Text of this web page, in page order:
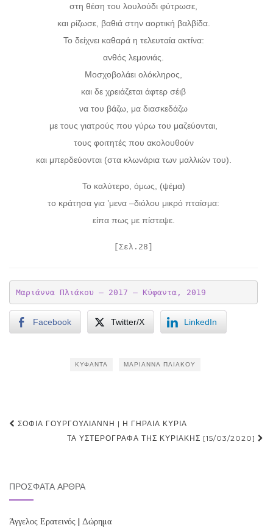
στη θέση του λουλούδι φύτρωσε,
και ρίζωσε, βαθιά στην αορτική βαλβίδα.
Το δείχνει καθαρά η τελευταία ακτίνα:
ανθός λεμονιάς.
Μοσχοβολάει ολόκληρος,
και δε χρειάζεται άφτερ σέιβ
να του βάζω, μα διασκεδάζω
με τους γιατρούς που γύρω του μαζεύονται,
τους φοιτητές που ακολουθούν
και μπερδεύονται (στα κλωνάρια των μαλλιών του).
Το καλύτερο, όμως, (ψέμα)
το κράτησα για ’μενα ‒διόλου μικρό πταίσμα:
είπα πως με πίστεψε.
[Σελ.28]
Μαριάννα Πλιάκου – 2017 – Κύφαντα, 2019
Facebook Twitter/X LinkedIn
ΚΎΦΑΝΤΑ ΜΑΡΙΆΝΝΑ ΠΛΙΆΚΟΥ
Post
navigation
ΣΟΦΊΑ ΓΟΥΡΓΟΥΛΙΆΝΝΗ | Η ΓΗΡΑΙΆ ΚΥΡΊΑ
ΤΑ ΥΣΤΕΡΌΓΡΑΦΑ ΤΗΣ ΚΥΡΙΑΚΉΣ [15/03/2020]
ΠΡΌΣΦΑΤΑ ΆΡΘΡΑ
Άγγελος Ερατεινός | Δώρημα